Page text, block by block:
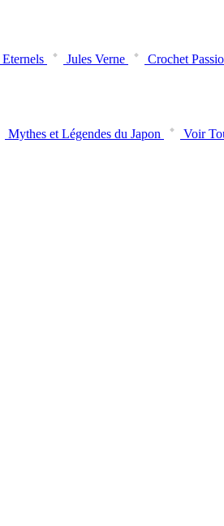
Jules Verne Crochet
Mythes et Légendes du Japon
Voir